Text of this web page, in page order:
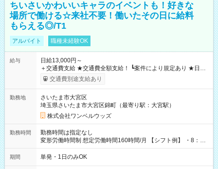
ちいさいかわいいキャラのイベントも！好きな
場所で働ける☆来社不要！働いたその日に給料
もらえる◎/T1
アルバイト 職種未経験OK
給与
日給13,000円～
＋交通費支給 ★交通費全額支給！ ┗案件により規定あり ★日払
いOK！（規定あり） ┗働いたその日に現金GET♪ お仕事後はコ
ンビニATMから 日払い分を引き落とせます！ 【試用期間】試
交通費別途支給あり
勤務地
さいたま市大宮区
埼玉県さいたま市大宮区錦町（最寄り駅：大宮駅）
株式会社ワンベルウッズ
勤務時間
勤務時間は指定なし
変形労働時間制 想定労働時間160時間/月 【シフト例】 ・8：00
～21：00
期間 単発・1日のみOK